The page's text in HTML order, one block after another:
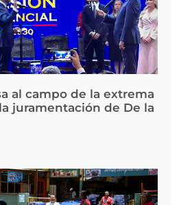
al campo de la extrema
juramentación de De la